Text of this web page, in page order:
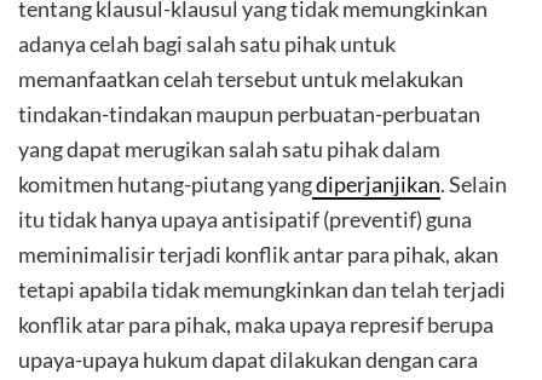
tentang klausul-klausul yang tidak memungkinkan
adanya celah bagi salah satu pihak untuk
memanfaatkan celah tersebut untuk melakukan
tindakan-tindakan maupun perbuatan-perbuatan
yang dapat merugikan salah satu pihak dalam
komitmen hutang-piutang yangdiperjanjikan. Selain
itu tidak hanya upaya antisipatif (preventif) guna
meminimalisir terjadi konflik antar para pihak, akan
tetapi apabila tidak memungkinkan dan telah terjadi
konflik atar para pihak, maka upaya represif berupa
upaya-upaya hukum dapat dilakukan dengan cara